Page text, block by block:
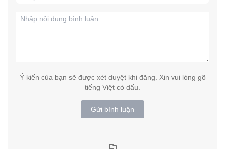
Ý kiến của bạn sẽ được xét duyệt khi đăng. Xin vui lòng gõ
tiếng Việt có dấu.
Gửi bình luận